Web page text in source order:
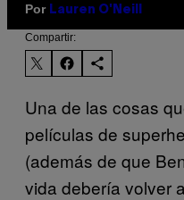
Por Lauren O'Neill
Compartir:
Una de las cosas
películas de
(además de que
vida debería volver